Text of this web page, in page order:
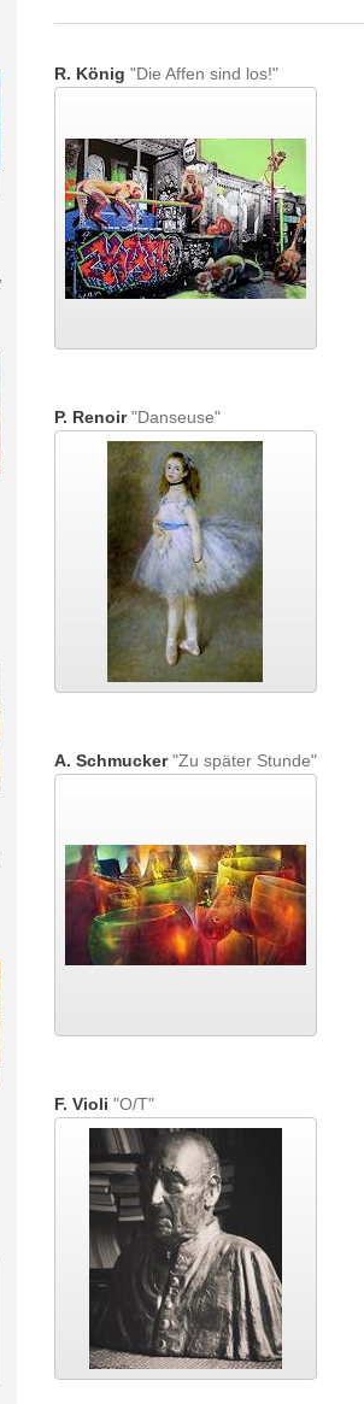
R. König "Die Affen sind los!"
P. Renoir"Danseuse"
A. Schmucker"Zu später Stunde"
F. Violi "O/T"